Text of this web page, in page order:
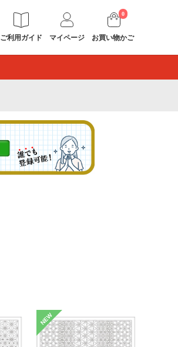
ご利用ガイド マイページ
0
お買い物かご
NEW